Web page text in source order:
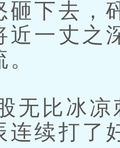
砸下去，
近一丈之
比冰凉
连续打了